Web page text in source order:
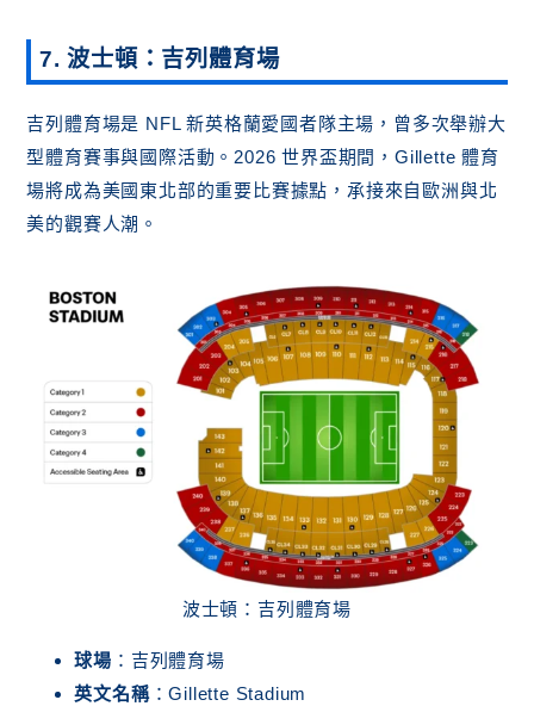
7. 波士頓：吉列體育場
吉列體育場是 NFL 新英格蘭愛國者隊主場，曾多次舉辦大
型體育賽事與國際活動。2026 世界盃期間，Gillette 體育
場將成為美國東北部的重要比賽據點，承接來自歐洲與北
美的觀賽人潮。
波士頓：吉列體育場
球場 ：吉列體育場
英文名稱：Gillette Stadium